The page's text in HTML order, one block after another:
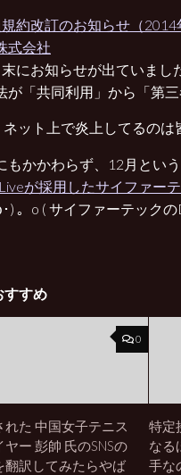
約改訂のお知らせ（
式会社
にお知らせが出ていまし
が「共同利用」から「第
ット上で炎上してるのは
もかかわらず、12月とい
が採用したサイファー
) 。o ( サイファーテック
すすめ
0
れた 中国女子テニス
ヤー 彭帥 氏のSNSの
翻訳してみたらやば
特定
なる
手な